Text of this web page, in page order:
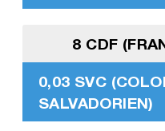
8 CDF
0,03 SVC
SALVADORIEN)